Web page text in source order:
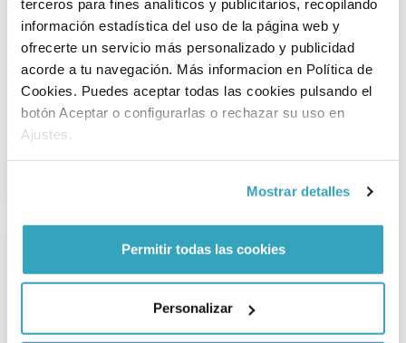
terceros para fines analíticos y publicitarios, recopilando
información estadística del uso de la página web y
ofrecerte un servicio más personalizado y publicidad
acorde a tu navegación. Más informacion en Política de
Cookies. Puedes aceptar todas las cookies pulsando el
botón Aceptar o configurarlas o rechazar su uso en
Ajustes.
Mostrar detalles
Permitir todas las cookies
Personalizar
Allround Medewerker Technische Dienst
Open sollicitatie? Stuur een
bericht.